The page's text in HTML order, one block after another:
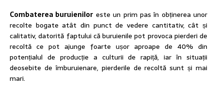
Combaterea buruienilor este un prim pas în obținerea unor
recolte bogate atât din punct de vedere cantitativ, cât și
calitativ, datorită faptului că buruienile pot provoca pierderi de
recoltă ce pot ajunge foarte ușor aproape de 40% din
potențialul de producție a culturii de rapiță, iar în situații
deosebite de îmburuienare, pierderile de recoltă sunt și mai
mari.